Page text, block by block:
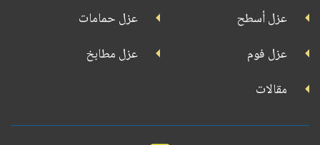
عزل أسطح
عزل حمامات
عزل فوم
عزل مطابخ
مقالات